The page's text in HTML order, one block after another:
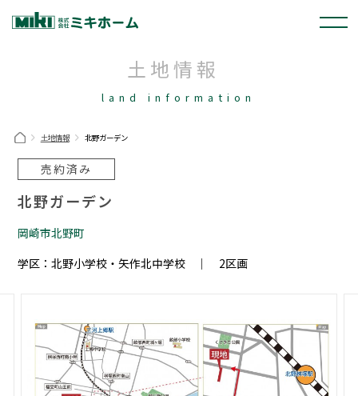
土地情報
land information
土地情報 北野ガーデン
売約済み
北野ガーデン
岡崎市北野町
学区：北野小学校・矢作北中学校 ｜ 2区画